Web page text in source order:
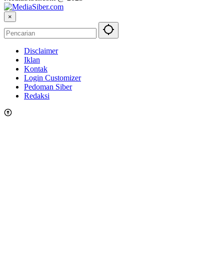
×
Disclaimer
Iklan
Kontak
Login Customizer
Pedoman Siber
Redaksi